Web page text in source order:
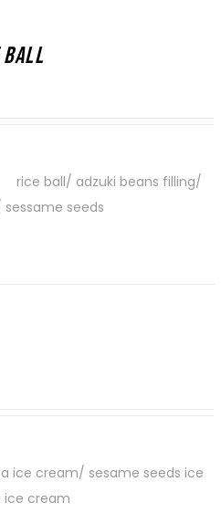
rice ball/ adzuki beans filling/
seeds
ice cream/ sesame seeds ice
cream